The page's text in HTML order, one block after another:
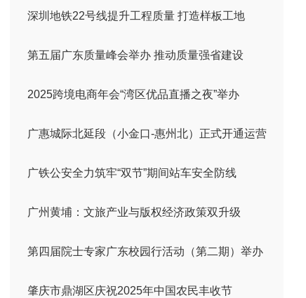
深圳地铁22号线提升工程质量 打造样板工地
第五届广东质量峰会举办 推动质量强省建设
2025跨境电商年会“湾区优品直播之夜”举办
广惠城际北延段（小金口-惠州北）正式开通运营
广铁公安全力筑牢“双节”期间站车安全防线
广州黄埔：文旅产业与版权经济政策双升级
第四届院士专家广东校园行活动（第二期）举办
肇庆市鼎湖区庆祝2025年中国农民丰收节